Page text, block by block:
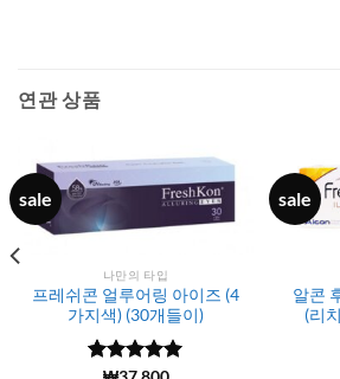
연관 상품
sale
나만의 타입
프레쉬콘 얼루어링 아이즈 (4
가지색) (30개들이)
sale
알콘
(리